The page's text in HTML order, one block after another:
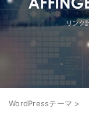
WordPressテーマ >